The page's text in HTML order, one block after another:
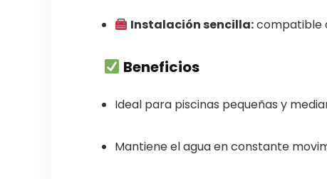
Instalación sencilla:compatible
Beneficios
Ideal para piscinas pequeñas y
Mantiene el agua en constante